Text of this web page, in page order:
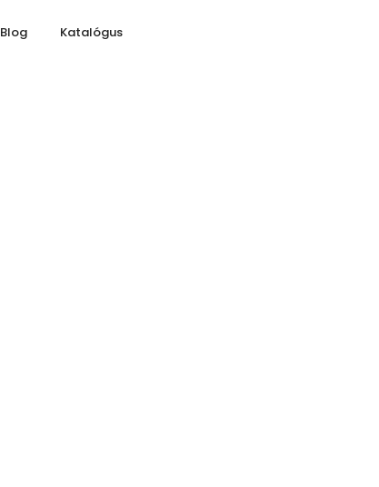
Blog Katalógus